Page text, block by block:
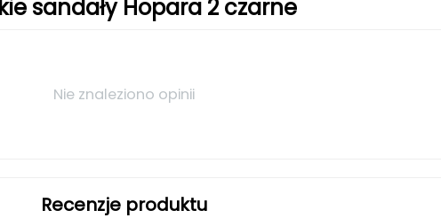
sandały Hopara 2 czarne
Nie znaleziono opinii
Recenzje produktu